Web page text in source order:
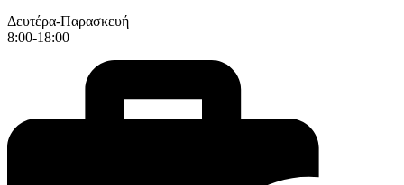
Δευτέρα-Παρασκευή
8:00-18:00